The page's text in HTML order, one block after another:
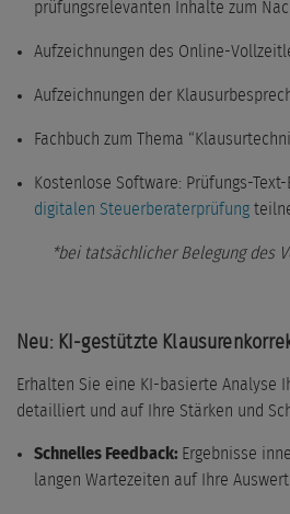
prüfungsrelevanten Inhalte zum
Aufzeichnungen des Online-
Aufzeichnungen der
Fachbuch zum Thema
Kostenlose Software: Prüfungs-
digitalen Steuerberaterprüfung
*bei tatsächlicher Belegung des
Neu: KI-gestützte
Erhalten Sie eine KI-basierte Analyse
detailliert und auf Ihre Stärken und
Schnelles Feedback: Ergebnisse
langen Wartezeiten auf Ihre